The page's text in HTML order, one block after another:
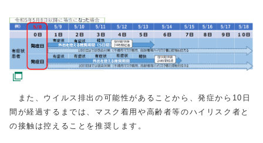
また、ウイルス排出の可能性があることから、発症から10日
間が経過するまでは、マスク着用や高齢者等のハイリスク者と
の接触は控えることを推奨します。